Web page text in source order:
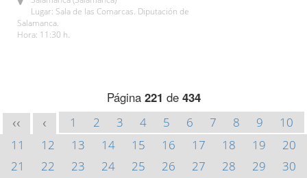
Lugar: Sala de las Comarcas. Diputación de
Salamanca.
Hora: 11:30 h.
Página 221 de 434
<< < 1 2 3 4 5 6 7 8 9
10
11
12 13 14 15 16 17 18 19
20
21
22 23 24 25 26 27 28 29
30